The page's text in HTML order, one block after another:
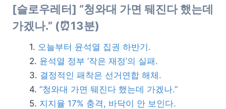
[슬로우레터] “청와대 가면 뒈진다 했는데
가겠나.” (⏰13분)
오늘부터 윤석열 집권 하반기.
윤석열 정부 ‘작은 재정’의 실패.
결정적인 패착은 선거연합 해체.
“청와대 가면 뒈진다 했는데 가겠나.”
지지율 17% 충격, 바닥이 안 보인다.